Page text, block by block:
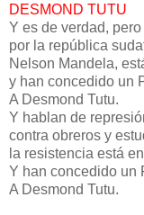
DESMOND TUTU
Y es de verdad,
por la república
Nelson Mandela,
y han concedido un
A Desmond Tutu.
Y hablan de
contra obreros y
la resistencia está
Y han concedido un
A Desmond Tutu.